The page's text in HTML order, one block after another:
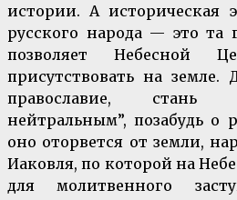
истории. А историческая
русского народа — это та
позволяет Небесной
присутствовать на земле.
православие, стань
нейтральным”, позабудь о
оно оторвется от земли,
Иаковля, по которой на
для молитвенного